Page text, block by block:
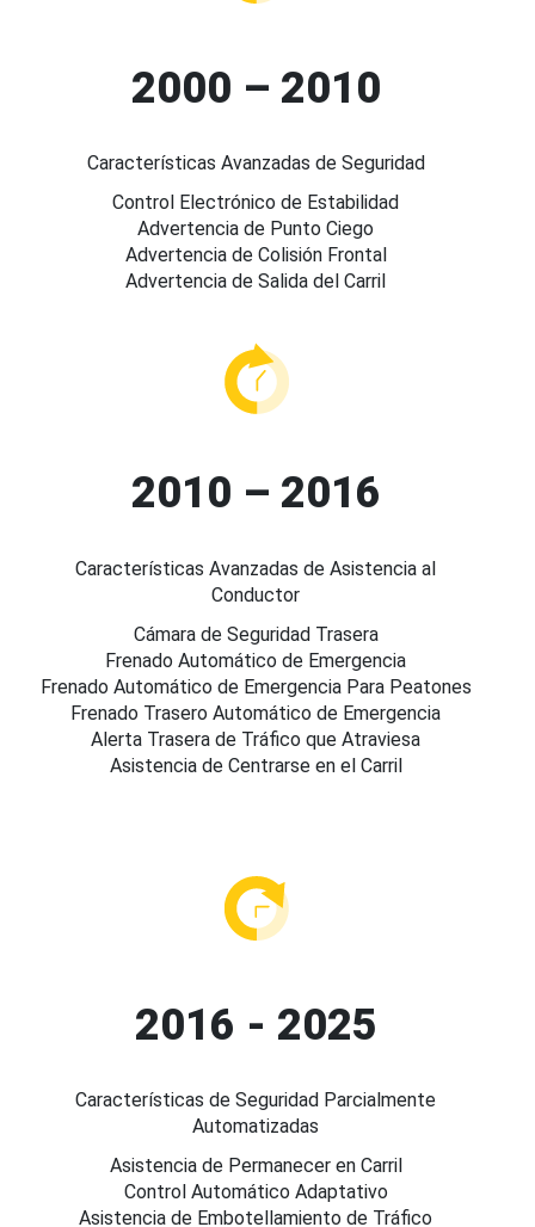
2000 – 2010
Características Avanzadas de Seguridad
Control Electrónico de Estabilidad
Advertencia de Punto Ciego
Advertencia de Colisión Frontal
Advertencia de Salida del Carril
2010 – 2016
Características Avanzadas de Asistencia al
Conductor
Cámara de Seguridad Trasera
Frenado Automático de Emergencia
Frenado Automático de Emergencia Para Peatones
Frenado Trasero Automático de Emergencia
Alerta Trasera de Tráfico que Atraviesa
Asistencia de Centrarse en el Carril
2016 - 2025
Características de Seguridad Parcialmente
Automatizadas
Asistencia de Permanecer en Carril
Control Automático Adaptativo
Asistencia de Embotellamiento de Tráfico